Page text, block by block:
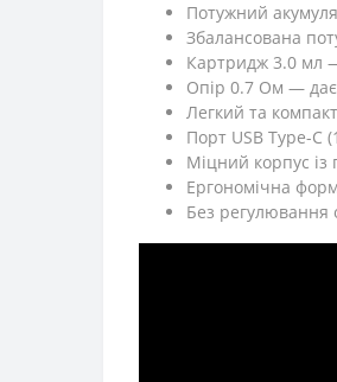
Потужний
Збалансована
Картридж 3.0 мл
Опір 0.7 Ом — дає
Легкий та
Порт USB Type-C
Міцний корпус із
Ергономічна
Без регулювання